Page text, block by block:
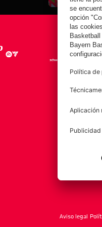
personal para
FC
Equipo
Afición
Aviso legal